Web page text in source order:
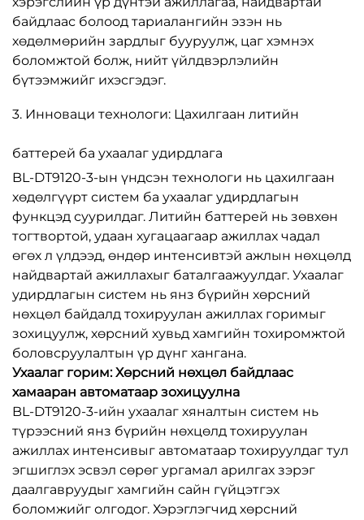
байдлаас болоод тариалангийн эзэн нь
хөдөлмөрийн зардлыг бууруулж, цаг хэмнэх
боломжтой болж, нийт үйлдвэрлэлийн
бүтээмжийг ихэсгэдэг.
3. Инноваци технологи: Цахилгаан литийн
баттерей ба ухаалаг удирдлага
BL-DT9120-3-ын үндсэн технологи нь цахилгаан
хөдөлгүүрт систем ба ухаалаг удирдлагын
функцэд суурилдаг. Литийн баттерей нь зөвхөн
тогтвортой, удаан хугацаагаар ажиллах чадал
өгөх л үлдээд, өндөр интенсивтэй ажлын нөхцөлд
найдвартай ажиллахыг баталгаажуулдаг. Ухаалаг
удирдлагын систем нь янз бүрийн хөрсний
нөхцөл байдалд тохируулан ажиллах горимыг
зохицуулж, хөрсний хувьд хамгийн тохиромжтой
боловсруулалтын үр дүнг хангана.
Ухаалаг горим: Хөрсний нөхцөл байдлаас
хамааран автоматаар зохицуулна
BL-DT9120-3-ийн ухаалаг хяналтын систем нь
түрээсний янз бүрийн нөхцөлд тохируулан
ажиллах интенсивыг автоматаар тохируулдаг тул
эгшиглэх эсвэл сөрөг ургамал арилгах зэрэг
даалгавруудыг хамгийн сайн гүйцэтгэх
боломжийг олгодог. Хэрэглэгчид хөрсний